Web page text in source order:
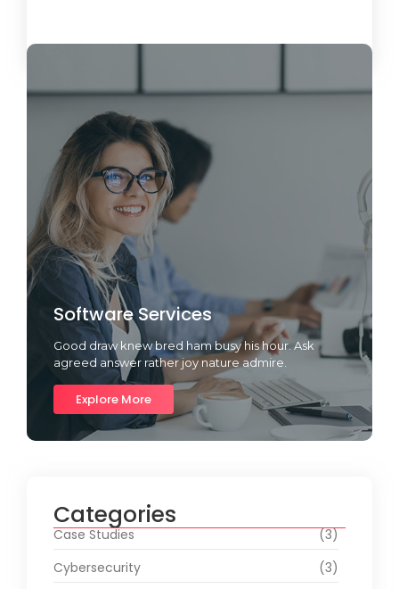
Software Services
Good draw knew bred ham busy his hour. Ask
agreed answer rather joy nature admire.
Explore More
Categories
Case Studies
(3)
Cybersecurity
(3)